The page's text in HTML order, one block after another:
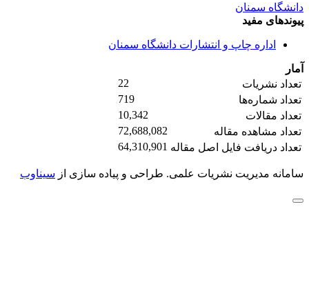
دانشگاه سمنان
پیوندهای مفید
اداره چاپ و انتشارات دانشگاه سمنان
آمار
تعداد نشریات
22
تعداد شماره‌ها
719
تعداد مقالات
10,342
تعداد مشاهده مقاله
72,688,082
تعداد دریافت فایل اصل مقاله 64,310,901
سامانه مدیریت نشریات علمی. طراحی و پیاده سازی از سیناوب